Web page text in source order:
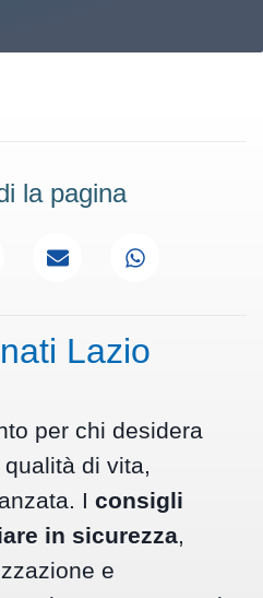
la pagina
Lazio
per chi desidera
di vita,
I consigli
in sicurezza,
e